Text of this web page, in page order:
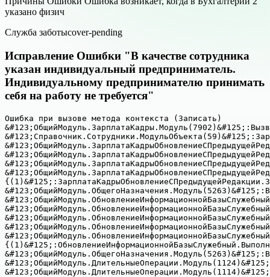
указано физич
Служба заботыcover-pending
Исправление Ошибки "В качестве сотрудника
указан индивидуальный предприниматель.
Индивидуальному предпринимателю принимать
себя на работу не требуется"
Ошибка при вызове метода контекста (Записать)